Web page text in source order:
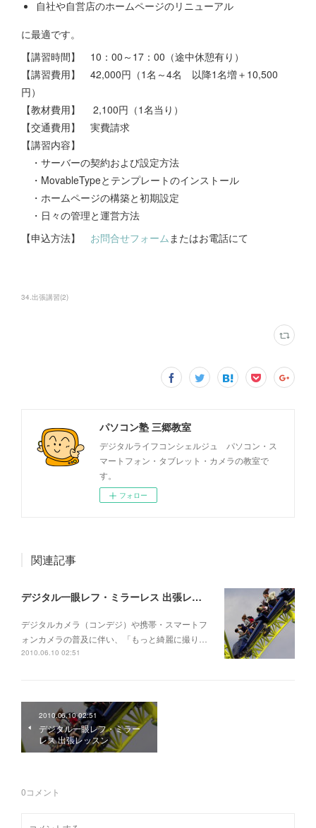
自社や自営店のホームページのリニューアル
に最適です。
【講習時間】 10：00～17：00（途中休憩有り）
【講習費用】 42,000円（1名～4名 以降1名増＋10,500
円）
【教材費用】 2,100円（1名当り）
【交通費用】 実費請求
【講習内容】
・サーバーの契約および設定方法
・MovableTypeとテンプレートのインストール
・ホームページの構築と初期設定
・日々の管理と運営方法
【申込方法】 お問合せフォームまたはお電話にて
34.出張講習(2)
パソコン塾 三郷教室
デジタルライフコンシェルジュ パソコン・ス
マートフォン・タブレット・カメラの教室で
す。
フォロー
関連記事
デジタル一眼レフ・ミラーレス 出張レッスン
デジタルカメラ（コンデジ）や携帯・スマートフ
ォンカメラの普及に伴い、「もっと綺麗に撮り…
2010.06.10 02:51
2010.06.10 02:51
デジタル一眼レフ・ミラー
レス 出張レッスン
0コメント